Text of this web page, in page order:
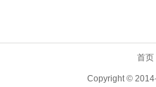
首页
Copyright ©